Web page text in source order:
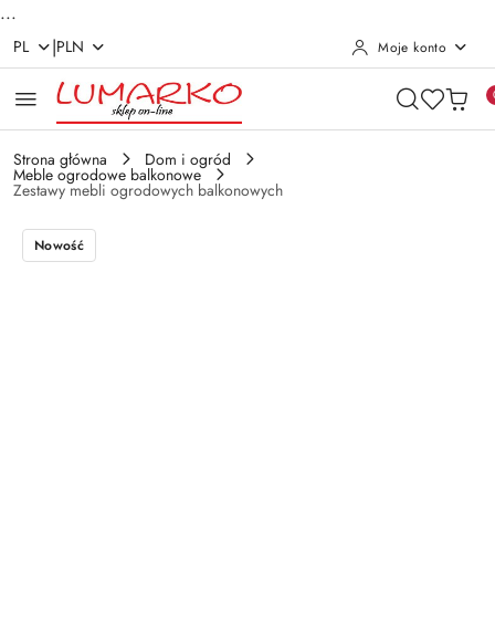
...
Przejdź do treści głównej
Przejdź do wyszukiwarki
Przejdź do moje konto
Przejdź do menu głównego
Przejdź do opisu produktu
Przejdź do stopki
PL |PLN Moje konto
Strona główna Dom i ogród
Meble ogrodowe balkonowe
Zestawy mebli ogrodowych balkonowych
Nowość